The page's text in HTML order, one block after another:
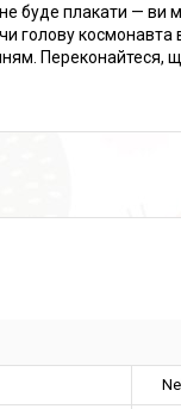
буде плакати — ви
голову космонавта
Переконайтеся,